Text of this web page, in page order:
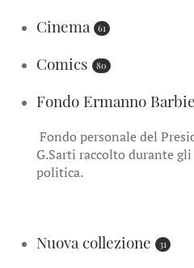
Cinema
61
Comics 80
Fondo Ermanno
Fondo personale del
G.Sarti raccolto durante
politica.
Nuova collezione 31